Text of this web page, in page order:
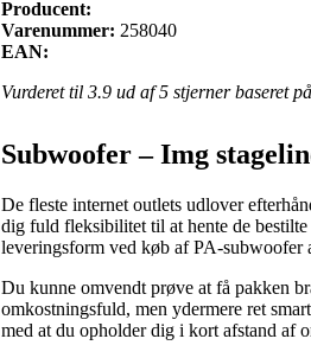
Producent:
Varenummer: 258040
EAN:
Vurderet til 3.9 ud af 5 stjerner baseret på
Subwoofer – Img
De fleste internet outlets udlover
dig fuld fleksibilitet til at hente de
leveringsform ved køb af PA-
Du kunne omvendt prøve at få pakken
omkostningsfuld, men ydermere ret
med at du opholder dig i kort afstand af